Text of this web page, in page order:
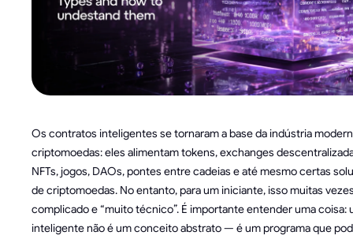
Os contratos inteligentes se tornaram a base da indústria
criptomoedas: eles alimentam tokens, exchanges
NFTs, jogos, DAOs, pontes entre cadeias e até mesmo certas
de criptomoedas. No entanto, para um iniciante, isso muitas
complicado e “muito técnico”. É importante entender uma coisa:
inteligente não é um conceito abstrato — é um programa que